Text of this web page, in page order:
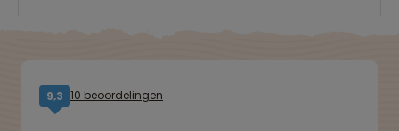
9,3 10 beoordelingen